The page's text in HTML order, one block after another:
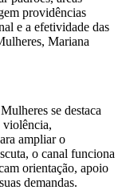
providências
e a efetividade das
Mariana
se destaca
violência,
ampliar o
o canal funciona
orientação, apoio
demandas.